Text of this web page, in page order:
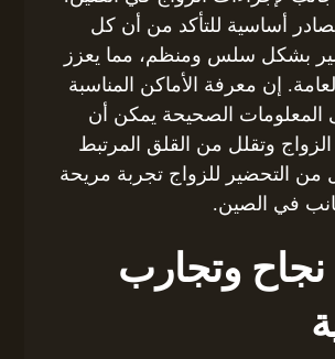
أساسية للتأكد من أن كل
بشكل سلس ومنظم، مما يعزز
إن معرفة الأماكن المناسبة
الصحيحة يمكن أن
وتقلل من القلق المرتبط
من التحضير للزواج تجربة مريحة
في الصين.
وتجارب